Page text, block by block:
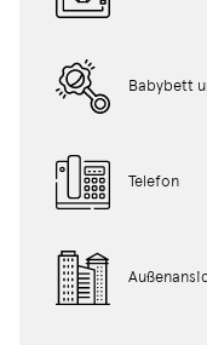
Babybett
Telefon